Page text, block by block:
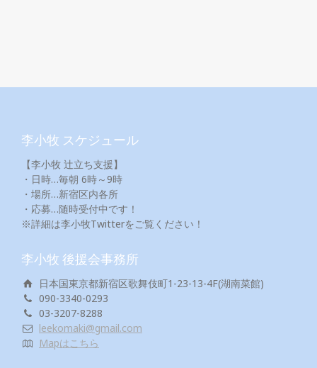
李小牧 スケジュール
【李小牧 辻立ち支援】
・日時…毎朝 6時～9時
・場所…新宿区内各所
・応募…随時受付中です！
※詳細は李小牧Twitterをご覧ください！
李小牧 後援会事務所
日本国東京都新宿区歌舞伎町1-23-13-4F(湖南菜館)
090-3340-0293
03-3207-8288
leekomaki@gmail.com
Mapはこちら